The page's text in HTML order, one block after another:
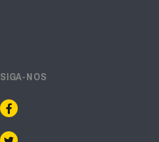
SIGA-NOS